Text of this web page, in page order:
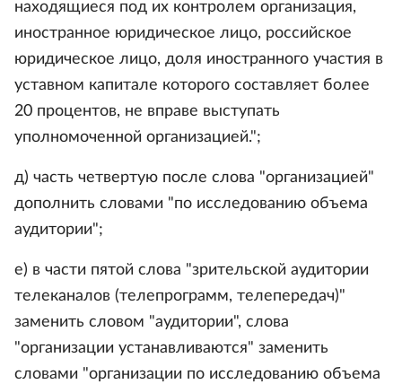
находящиеся под их контролем организация,
иностранное юридическое лицо, российское
юридическое лицо, доля иностранного участия в
уставном капитале которого составляет более
20 процентов, не вправе выступать
уполномоченной организацией.";
д) часть четвертую после слова "организацией"
дополнить словами "по исследованию объема
аудитории";
е) в части пятой слова "зрительской аудитории
телеканалов (телепрограмм, телепередач)"
заменить словом "аудитории", слова
"организации устанавливаются" заменить
словами "организации по исследованию объема